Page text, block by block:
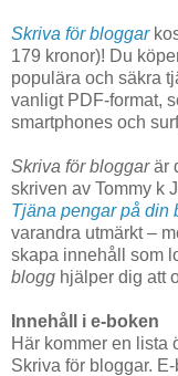
Skriva för bloggar
179 kronor)! Du
populära och säkra
vanligt PDF-format,
smartphones och
Skriva för bloggarär
skriven av Tommy k
Tjäna pengar på din
varandra utmärkt –
skapa innehåll som
blogg hjälper dig att
Innehåll i e-boken
Här kommer en lista
Skriva för bloggar.